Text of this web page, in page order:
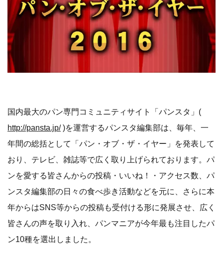
国内最大のパン専門コミュニティサイト「パンスタ」(
http://pansta.jp/ )を運営するパンスタ編集部は、毎年、一
年間の総括として「パン・オブ・ザ・イヤー」を発表して
おり、テレビ、雑誌等で広く取り上げられております。パ
ンを愛する皆さんからの投稿・いいね！・アクセス数、パ
ンスタ編集部の日々の食べ歩き活動などを元に、さらに本
年からはSNS等からの投稿も受付ける形に発展させ、広く
皆さんの声を取り入れ、パンマニアが今年最も注目したパ
ン10種を選出しました。